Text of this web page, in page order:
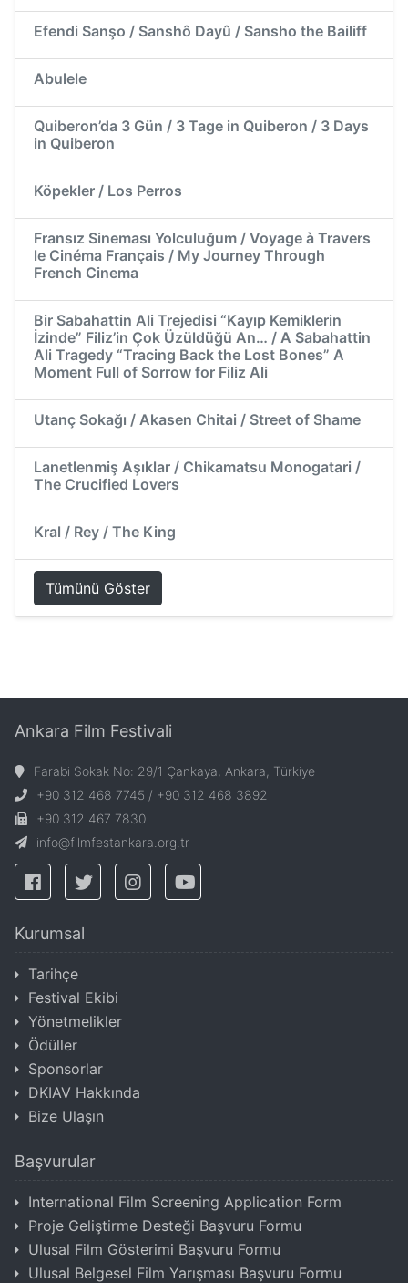
Efendi Sanşo / Sanshô Dayû / Sansho the Bailiff
Abulele
Quiberon’da 3 Gün / 3 Tage in Quiberon / 3 Days
in Quiberon
Köpekler / Los Perros
Fransız Sineması Yolculuğum / Voyage à Travers
le Cinéma Français / My Journey Through
French Cinema
Bir Sabahattin Ali Trejedisi “Kayıp Kemiklerin
İzinde” Filiz’in Çok Üzüldüğü An… / A Sabahattin
Ali Tragedy “Tracing Back the Lost Bones” A
Moment Full of Sorrow for Filiz Ali
Utanç Sokağı / Akasen Chitai / Street of Shame
Lanetlenmiş Aşıklar / Chikamatsu Monogatari /
The Crucified Lovers
Kral / Rey / The King
Tümünü Göster
Ankara Film Festivali
Farabi Sokak No: 29/1 Çankaya, Ankara, Türkiye
+90 312 468 7745 / +90 312 468 3892
+90 312 467 7830
info@filmfestankara.org.tr
Kurumsal
Tarihçe
Festival Ekibi
Yönetmelikler
Ödüller
Sponsorlar
DKIAV Hakkında
Bize Ulaşın
Başvurular
International Film Screening Application Form
Proje Geliştirme Desteği Başvuru Formu
Ulusal Film Gösterimi Başvuru Formu
Ulusal Belgesel Film Yarışması Başvuru Formu